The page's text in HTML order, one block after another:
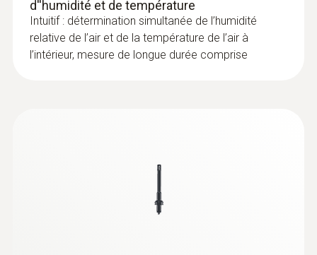
d''humidité et de température
Intuitif : détermination simultanée de l’humidité
relative de l’air et de la température de l’air à
l’intérieur, mesure de longue durée comprise